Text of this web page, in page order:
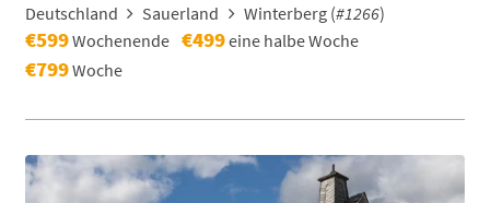
Deutschland
Sauerland Winterberg (#1266)
€599Wochenende €499eine halbe Woche
€799Woche